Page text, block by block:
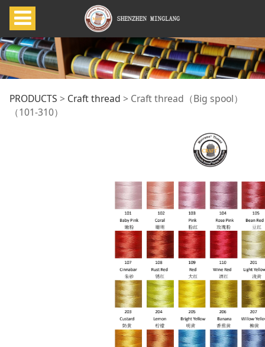
Craft thread（Big
spool）（101-310）
PRODUCTS > Craft thread > Craft thread（Big spool）
（101-310）